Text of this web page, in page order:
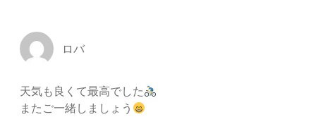
ロバ
天気も良くて最高でした
またご一緒しましょう